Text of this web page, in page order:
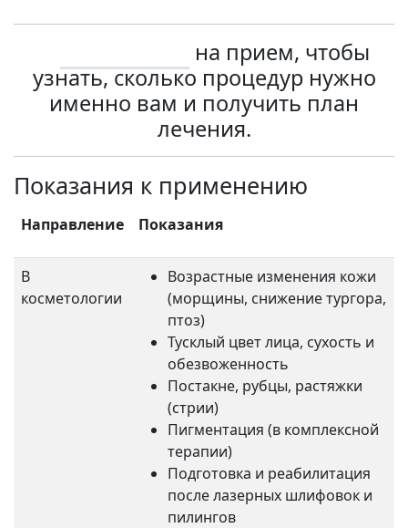
на прием, чтобы
узнать, сколько процедур нужно
именно вам и получить план
лечения.
Показания к применению
Направление Показания
В
косметологии
Возрастные изменения кожи
(морщины, снижение тургора,
птоз)
Тусклый цвет лица, сухость и
обезвоженность
Постакне, рубцы, растяжки
(стрии)
Пигментация (в комплексной
терапии)
Подготовка и реабилитация
после лазерных шлифовок и
пилингов